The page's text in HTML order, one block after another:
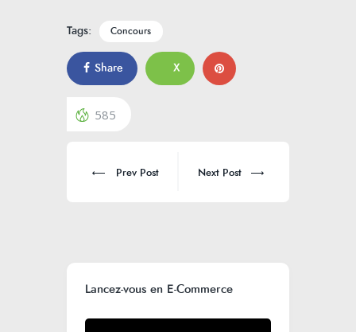
Tags: Concours
Share X
585
Prev Post Next Post
Lancez-vous en E-Commerce